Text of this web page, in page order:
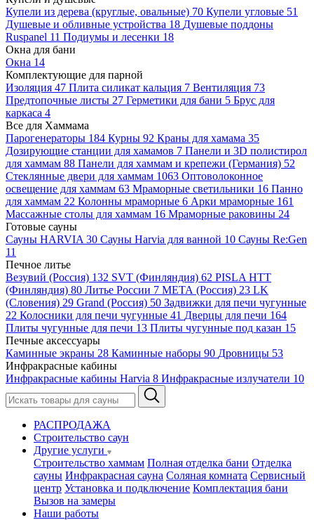
Купели из дерева (круглые, овальные) 70 Купели угловые 51
Душевые и обливные устройства 18 Душевые поддоны
Ruspanel 11 Подиумы и лесенки 18
Окна для бани
Окна 14
Комплектующие для парной
Изоляция 47 Плита силикат кальция 7 Вентиляция 73
Предтопочные листы 27 Герметики для бани 5 Брус для
каркаса 4
Все для Хаммама
Парогенераторы 184 Курны 92 Краны для хамама 35
Дозирующие станции для хамамов 7 Панели и 3D полистирол
для хаммам 88 Панели для хаммам и крепежи (Германия) 52
Стеклянные двери для хаммам 1063 Оптоволоконное
освещение для хаммам 63 Мраморные светильники 16 Панно
для хаммам 22 Колонны мраморные 6 Арки мраморные 161
Массажные столы для хаммам 16 Мраморные раковины 24
Готовые сауны
Сауны HARVIA 30 Сауны Harvia для ванной 10 Сауны Re:Gen
11
Печное литье
Везувий (Россия) 132 SVT (Финляндия) 62 PISLA HTT
(Финляндия) 80 Литье России 7 МЕТА (Россия) 23 LK
(Словения) 29 Grand (Россия) 50 Задвижки для печи чугунные
22 Колосники для печи чугунные 41 Дверцы для печи 164
Плиты чугунные для печи 13 Плиты чугунные под казан 15
Печные аксессуары
Каминные экраны 28 Каминные наборы 90 Дровницы 53
Инфракрасные кабины
Инфракрасные кабины Harvia 8 Инфракрасные излучатели 10
РАСПРОДАЖА
Строительство саун
Другие услуги
Строительство хаммам Полная отделка бани Отделка
сауны Инфракрасная сауна Соляная комната Сервисный
центр Установка и подключение Комплектация бани
Вызов на замеры
Наши работы